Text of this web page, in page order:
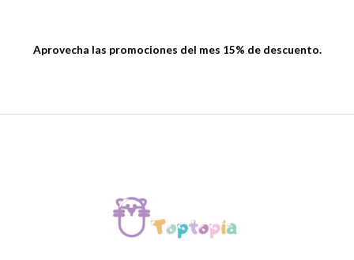
Aprovecha las promociones del mes 15% de descuento.